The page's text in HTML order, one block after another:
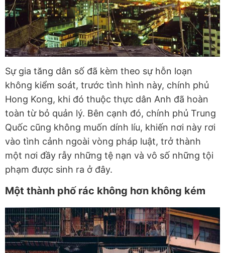
Sự gia tăng dân số đã kèm theo sự hỗn loạn
không kiểm soát, trước tình hình này, chính phủ
Hong Kong, khi đó thuộc thực dân Anh đã hoàn
toàn từ bỏ quản lý. Bên cạnh đó, chính phủ Trung
Quốc cũng không muốn dính líu, khiến nơi này rơi
vào tình cảnh ngoài vòng pháp luật, trở thành
một nơi đầy rẫy những tệ nạn và vô số những tội
phạm được sinh ra ở đây.
Một thành phố rác không hơn không kém